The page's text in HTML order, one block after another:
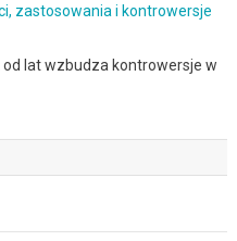
zastosowania i kontrowersje
lat wzbudza kontrowersje w